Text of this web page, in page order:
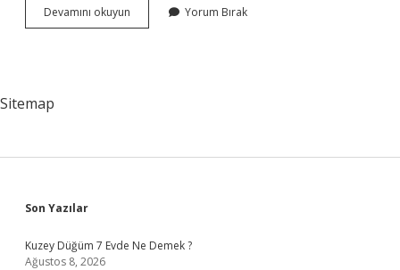
Devamını okuyun
Tahsilatı
Yorum Bırak
Sitemap
Sidebar
Son Yazılar
Kuzey Düğüm 7 Evde Ne Demek ?
Ağustos 8, 2026